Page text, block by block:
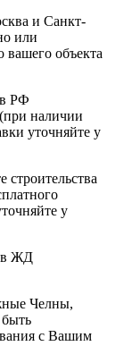
и Санкт-
или
вашего объекта
в РФ
наличии
уточняйте у
строительства
у
ЖД
Челны,
с Вашим